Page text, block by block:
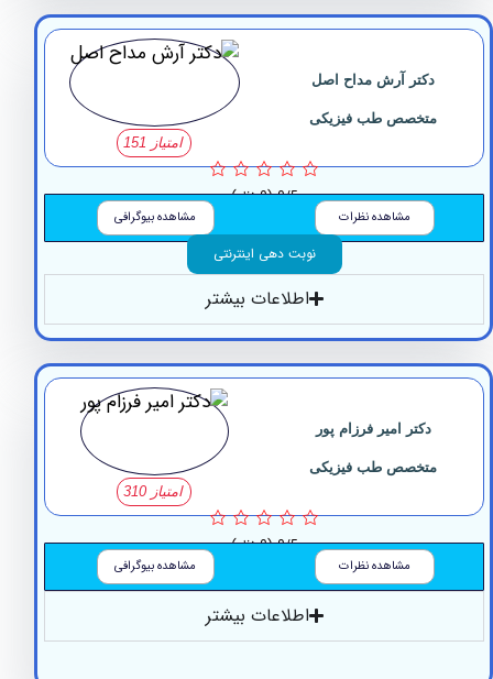
دکتر آرش مداح اصل
متخصص طب فیزیکی
0/5 (0 نظر)
مشاهده نظرات مشاهده بیوگرافی
نوبت دهی اینترنتی
اطلاعات بیشتر
دکتر امیر فرزام پور
متخصص طب فیزیکی
0/5 (0 نظر)
مشاهده نظرات مشاهده بیوگرافی
اطلاعات بیشتر